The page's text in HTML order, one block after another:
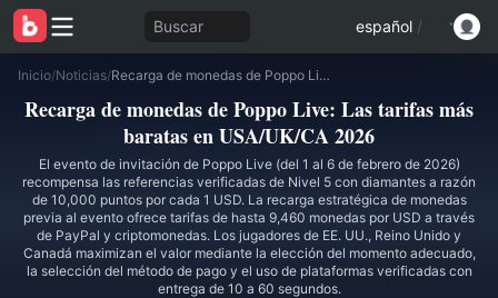
Buscar español /
Inicio/Noticias/ Recarga de monedas de Poppo Live: Las tarifas más baratas en USA/UK/CA 2026
Recarga de monedas de Poppo Live: Las tarifas más
baratas en USA/UK/CA 2026
El evento de invitación de Poppo Live (del 1 al 6 de febrero de 2026)
recompensa las referencias verificadas de Nivel 5 con diamantes a razón
de 10,000 puntos por cada 1 USD. La recarga estratégica de monedas
previa al evento ofrece tarifas de hasta 9,460 monedas por USD a través
de PayPal y criptomonedas. Los jugadores de EE. UU., Reino Unido y
Canadá maximizan el valor mediante la elección del momento adecuado,
la selección del método de pago y el uso de plataformas verificadas con
entrega de 10 a 60 segundos.